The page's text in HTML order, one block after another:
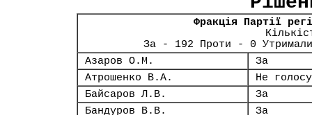
Фракція Партії
За - 192 Проти - 0
Азаров О.М.
За
Атрошенко В.А.
Не
Байсаров Л.В.
За
Бандуров В.В.
За